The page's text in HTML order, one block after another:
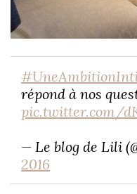
répond à nos
pic.twitter.com/
— Le blog de Lili
2016